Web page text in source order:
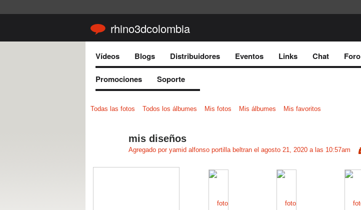
rhino3dcolombia
Vídeos Blogs Distribuidores Eventos Links Chat Foro
Promociones Soporte
Todas las fotos Todos los álbumes Mis fotos Mis álbumes Mis favoritos
mis diseños
Agregado por yamid alfonso portilla beltran el agosto 21, 2020 a las 10:57am